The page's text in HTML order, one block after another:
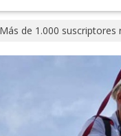
Más de 1.000